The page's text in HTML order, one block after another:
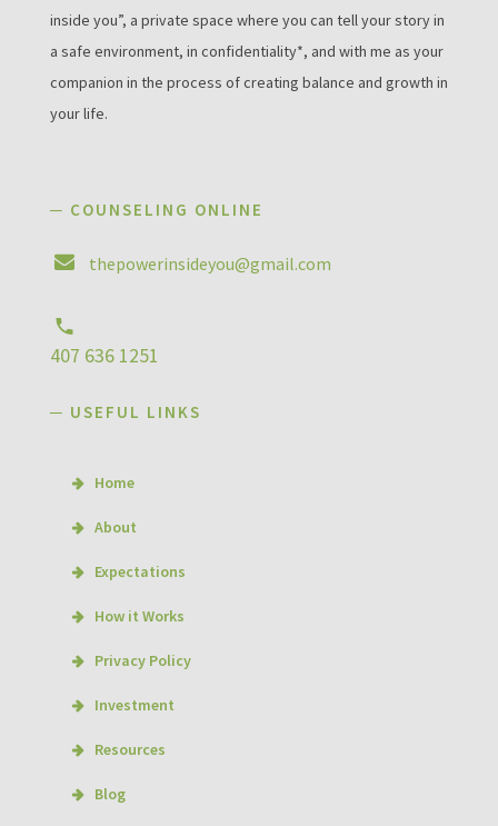
inside you”, a private space where you can tell your story in
a safe environment, in confidentiality*, and with me as your
companion in the process of creating balance and growth in
your life.
─ COUNSELING ONLINE
thepowerinsideyou@gmail.com
407 636 1251
─ USEFUL LINKS
Home
About
Expectations
How it Works
Privacy Policy
Investment
Resources
Blog